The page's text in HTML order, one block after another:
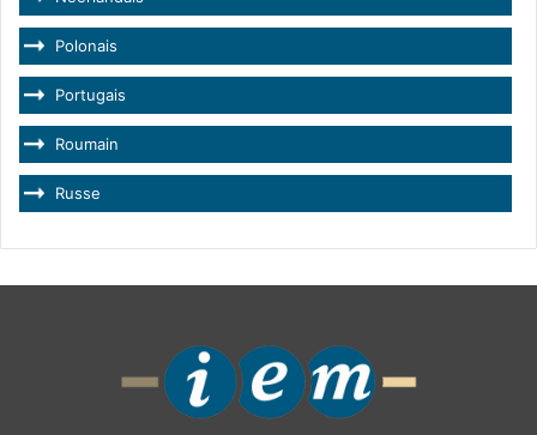
Polonais
Portugais
Roumain
Russe